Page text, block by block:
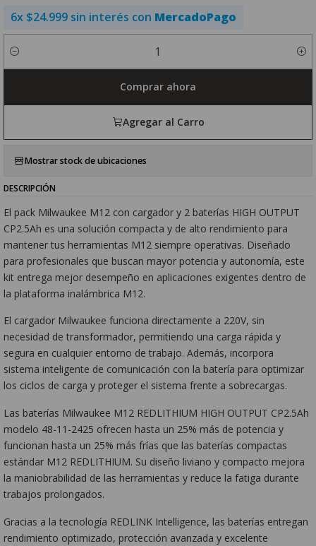
6x $24.999 sin interés con MercadoPago
Cantidad
Agregar al Carro
Comprar ahora
Mostrar stock de ubicaciones
DESCRIPCIÓN
El pack Milwaukee M12 con cargador y 2 baterías HIGH OUTPUT
CP2.5Ah es una solución compacta y de alto rendimiento para
mantener tus herramientas M12 siempre operativas. Diseñado
para profesionales que buscan mayor potencia y autonomía, este
kit entrega mejor desempeño en aplicaciones exigentes dentro de
la plataforma inalámbrica M12.
El cargador Milwaukee funciona directamente a 220V, sin
necesidad de transformador, permitiendo una carga rápida y
segura en cualquier entorno de trabajo. Además, incorpora
sistema inteligente de comunicación con la batería para optimizar
los ciclos de carga y proteger el sistema frente a sobrecargas.
Las baterías Milwaukee M12 REDLITHIUM HIGH OUTPUT CP2.5Ah
modelo 48-11-2425 ofrecen hasta un 25% más de potencia y
funcionan hasta un 25% más frías que las baterías compactas
estándar M12 REDLITHIUM. Su diseño liviano y compacto mejora
la maniobrabilidad de las herramientas y reduce la fatiga durante
trabajos prolongados.
Gracias a la tecnología REDLINK Intelligence, las baterías entregan
rendimiento optimizado, protección avanzada y excelente